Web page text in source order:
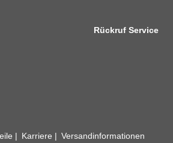
Rückruf Service
Karriere Versandinformationen